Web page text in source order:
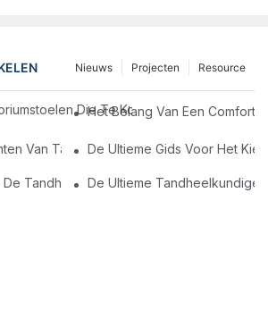
Resource
Projecten
Nieuws
Die Te Koop Zijn: Upgrade Uw
Het Belang Van Een
Van Tandheelkundige Stoel In China:
De Ultieme Gids Voor Het
De Tandheelkunde: Gepersonaliseerde
De Ultieme Tandheelkundige